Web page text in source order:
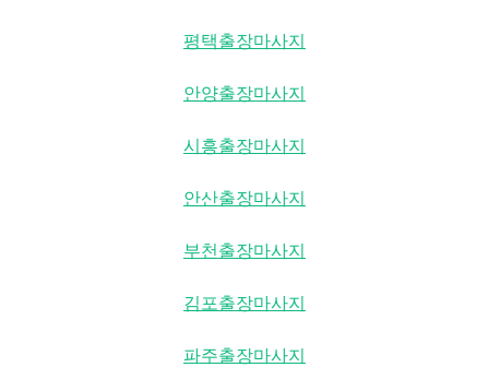
평택출장마사지
안양출장마사지
시흥출장마사지
안산출장마사지
부천출장마사지
김포출장마사지
파주출장마사지